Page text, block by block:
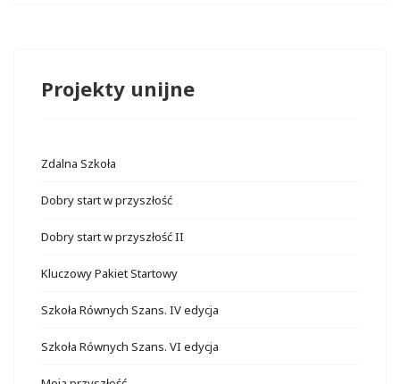
Projekty unijne
Zdalna Szkoła
Dobry start w przyszłość
Dobry start w przyszłość II
Kluczowy Pakiet Startowy
Szkoła Równych Szans. IV edycja
Szkoła Równych Szans. VI edycja